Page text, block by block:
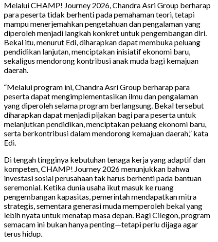
Melalui CHAMP! Journey 2026, Chandra Asri Group berharap
para peserta tidak berhenti pada pemahaman teori, tetapi
mampu menerjemahkan pengetahuan dan pengalaman yang
diperoleh menjadi langkah konkret untuk pengembangan diri.
Bekal itu, menurut Edi, diharapkan dapat membuka peluang
pendidikan lanjutan, menciptakan inisiatif ekonomi baru,
sekaligus mendorong kontribusi anak muda bagi kemajuan
daerah.
“Melalui program ini, Chandra Asri Group berharap para
peserta dapat mengimplementasikan ilmu dan pengalaman
yang diperoleh selama program berlangsung. Bekal tersebut
diharapkan dapat menjadi pijakan bagi para peserta untuk
melanjutkan pendidikan, menciptakan peluang ekonomi baru,
serta berkontribusi dalam mendorong kemajuan daerah,” kata
Edi.
Di tengah tingginya kebutuhan tenaga kerja yang adaptif dan
kompeten, CHAMP! Journey 2026 menunjukkan bahwa
investasi sosial perusahaan tak harus berhenti pada bantuan
seremonial. Ketika dunia usaha ikut masuk ke ruang
pengembangan kapasitas, pemerintah mendapatkan mitra
strategis, sementara generasi muda memperoleh bekal yang
lebih nyata untuk menatap masa depan. Bagi Cilegon, program
semacam ini bukan hanya penting—tetapi perlu dijaga agar
terus hidup.